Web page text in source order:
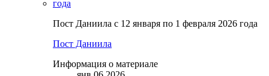
Пост Даниила с 12 января по 1 февраля 2026 года
Пост Даниила
Информация о материале